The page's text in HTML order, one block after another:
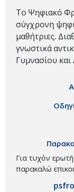
Το Ψηφιακό
σύγχρονη
μαθήτριες.
γνωστικά
Γυμνασίου και
Για τυχόν
παρακαλώ